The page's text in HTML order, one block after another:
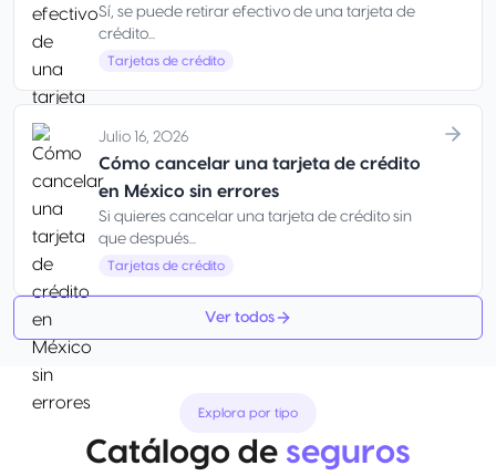
Sí, se puede retirar efectivo de una tarjeta de
crédito...
Tarjetas de crédito
Julio 16, 2026
Cómo cancelar una tarjeta de crédito
en México sin errores
Si quieres cancelar una tarjeta de crédito sin
que después...
Tarjetas de crédito
Ver todos
Explora por tipo
Catálogo de seguros